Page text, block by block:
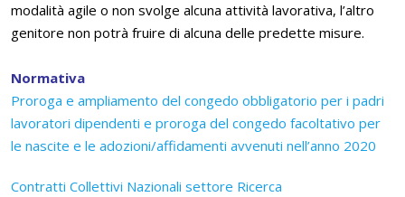
modalità agile o non svolge alcuna attività lavorativa, l’altro
genitore non potrà fruire di alcuna delle predette misure.
Normativa
Proroga e ampliamento del congedo obbligatorio per i padri
lavoratori dipendenti e proroga del congedo facoltativo per
le nascite e le adozioni/affidamenti avvenuti nell’anno 2020
Contratti Collettivi Nazionali settore Ricerca